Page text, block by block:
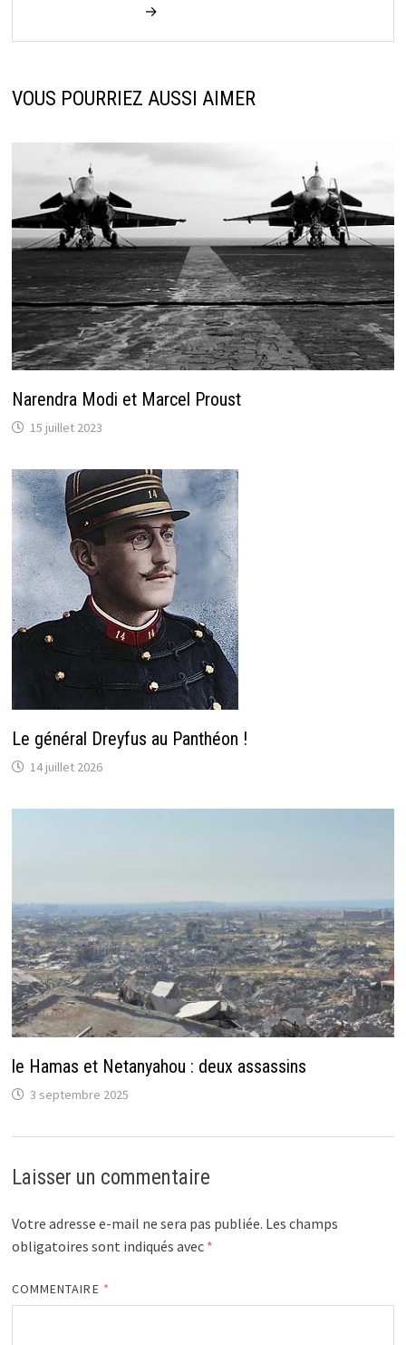
→
VOUS POURRIEZ AUSSI AIMER
Narendra Modi et Marcel Proust
15 juillet 2023
Le général Dreyfus au Panthéon !
14 juillet 2026
le Hamas et Netanyahou : deux assassins
3 septembre 2025
Laisser un commentaire
Votre adresse e-mail ne sera pas publiée. Les champs
obligatoires sont indiqués avec *
COMMENTAIRE *